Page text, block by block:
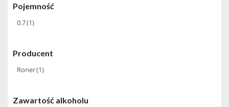
Pojemność
0.7(1)
Producent
Roner(1)
Zawartość alkoholu